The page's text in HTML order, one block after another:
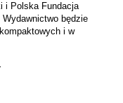
i Polska Fundacja
Wydawnictwo będzie
i w